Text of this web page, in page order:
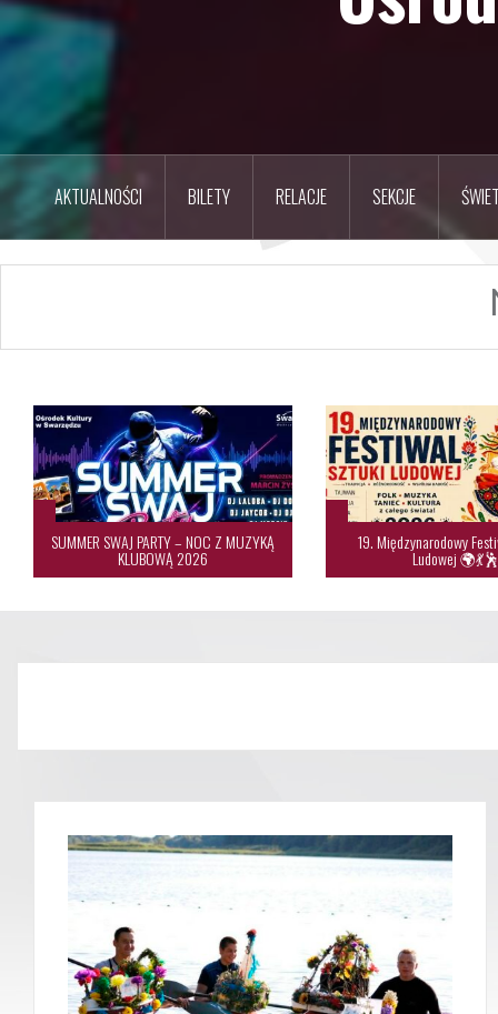
AKTUALNOŚCI BILETY RELACJE SEKCJE
SUMMER SWAJ PARTY – NOC Z MUZYKĄ
KLUBOWĄ 2026
19. Międzynarodowy
Ludowej 🌍💃🕺